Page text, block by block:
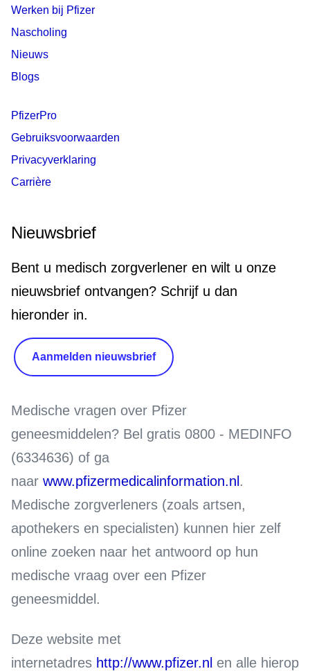
Werken bij Pfizer
Nascholing
Nieuws
Blogs
PfizerPro
Gebruiksvoorwaarden
Privacyverklaring
Carrière
Nieuwsbrief
Bent u medisch zorgverlener en wilt u onze
nieuwsbrief ontvangen? Schrijf u dan
hieronder in.
Aanmelden nieuwsbrief
Medische vragen over Pfizer
geneesmiddelen? Bel gratis 0800 - MEDINFO
(6334636) of ga
naar www.pfizermedicalinformation.nl .
Medische zorgverleners (zoals artsen,
apothekers en specialisten) kunnen hier zelf
online zoeken naar het antwoord op hun
medische vraag over een Pfizer
geneesmiddel.
Deze website met
internetadres http://www.pfizer.nl en alle hierop